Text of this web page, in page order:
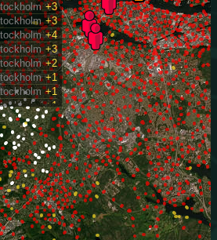
+3
+3
+4
+3
+2
+1
+1
+1
+2
+1
+1
+3
+1
+2
+2
+3
+3